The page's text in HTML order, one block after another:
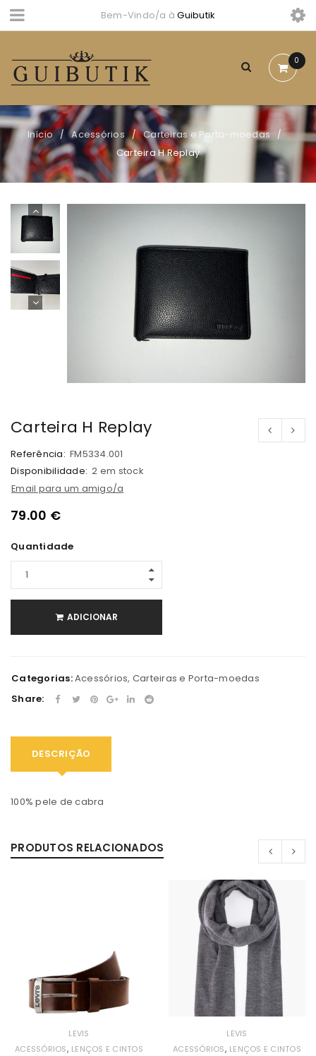
Bem-Vindo/a àGuibutik
0
Início / Acessórios / Carteiras e Porta-moedas /
Carteira H Replay
Carteira H Replay
Referência: FM5334.001
Disponibilidade: 2 em stock
Email para um amigo/a
79.00 €
Quantidade
ADICIONAR
Categorias:Acessórios, Carteiras e Porta-moedas
Share:
DESCRIÇÃO
100% pele de cabra
PRODUTOS RELACIONADOS
LEVIS
ACESSÓRIOS, LENÇOS E CINTOS
LEVIS
ACESSÓRIOS, LENÇOS E CINTOS